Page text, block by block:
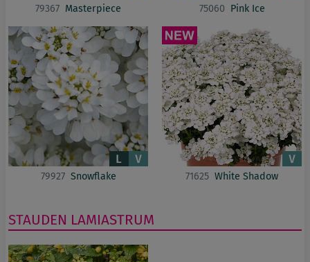
79367 Masterpiece 75060 Pink Ice
79927 Snowflake 71625 White Shadow
STAUDEN LAMIASTRUM